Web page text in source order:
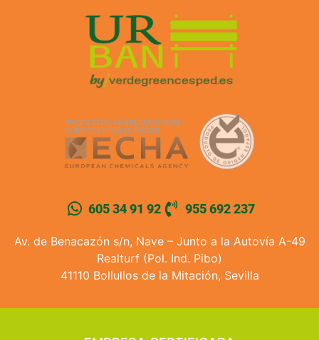
605 34 91 92 955 692 237
Av. de Benacazón s/n, Nave – Junto a la Autovía A-49
Realturf (Pol. Ind. Pibo)
41110 Bollullos de la Mitación, Sevilla